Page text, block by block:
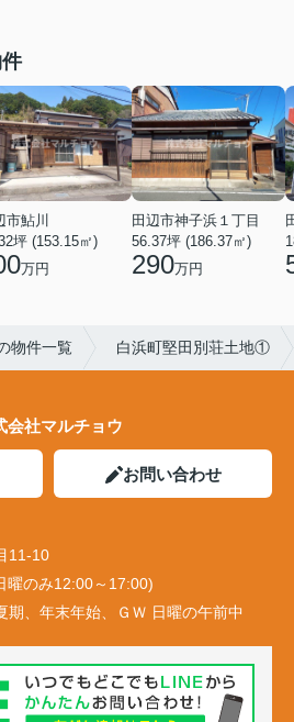
市鮎川
坪 (153.15㎡)
万円
田辺市神子浜１丁目
56.37坪 (186.37㎡)
290万円
物件一覧 白浜町堅田別荘土地①
会社マルチョウ
お問い合わせ
11-10
曜のみ12:00～17:00)
期、年末年始、ＧＷ 日曜の午前中